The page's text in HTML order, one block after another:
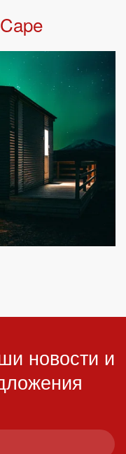
новости и